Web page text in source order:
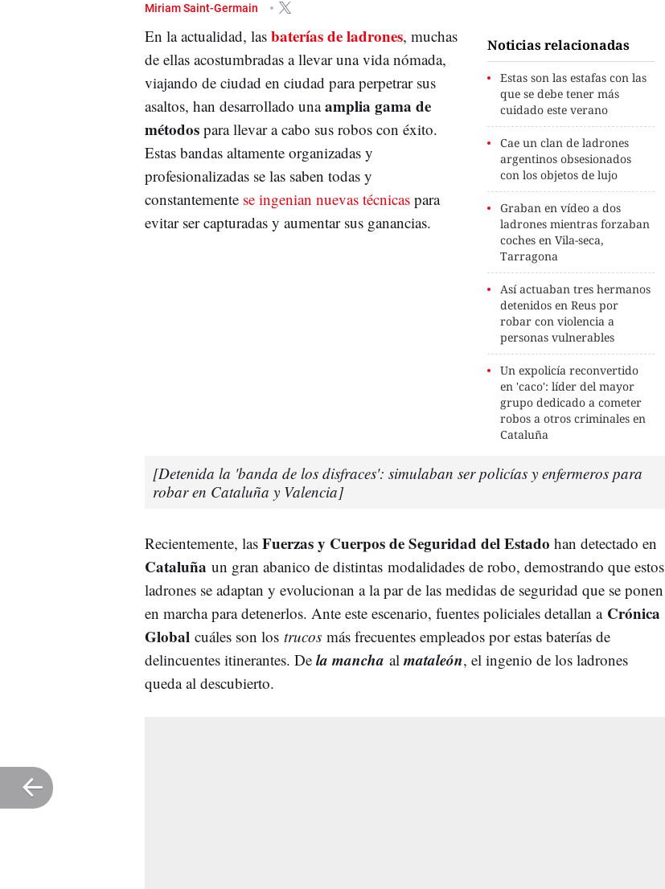
Miriam Saint-Germain
Noticias relacionadas
Estas son las estafas con las
que se debe tener más
cuidado este verano
Cae un clan de ladrones
argentinos obsesionados
con los objetos de lujo
Graban en vídeo a dos
ladrones mientras forzaban
coches en Vila-seca,
Tarragona
Así actuaban tres hermanos
detenidos en Reus por
robar con violencia a
personas vulnerables
Un expolicía reconvertido
en 'caco': líder del mayor
grupo dedicado a cometer
robos a otros criminales en
Cataluña
En la actualidad, las baterías de ladrones, muchas
de ellas acostumbradas a llevar una vida nómada,
viajando de ciudad en ciudad para perpetrar sus
asaltos, han desarrollado unaamplia gama de
métodos para llevar a cabo sus robos con éxito.
Estas bandas altamente organizadas y
profesionalizadas se las saben todas y
constantemente se ingenian nuevas técnicas para
evitar ser capturadas y aumentar sus ganancias.
[Detenida la 'banda de los disfraces': simulaban ser policías y enfermeros para
robar en Cataluña y Valencia]
Recientemente, las Fuerzas y Cuerpos de Seguridad del Estado han detectado en
Cataluña un gran abanico de distintas modalidades de robo, demostrando que estos
ladrones se adaptan y evolucionan a la par de las medidas de seguridad que se ponen
en marcha para detenerlos. Ante este escenario, fuentes policiales detallan a Crónica
Global cuáles son los trucos más frecuentes empleados por estas baterías de
delincuentes itinerantes. De la mancha al mataleón, el ingenio de los ladrones
queda al descubierto.